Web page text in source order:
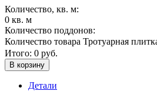
Количество, кв. м:
0 кв. м
Количество поддонов:
Количество товара Тротуарная
Итого: 0 руб.
В корзину
Детали